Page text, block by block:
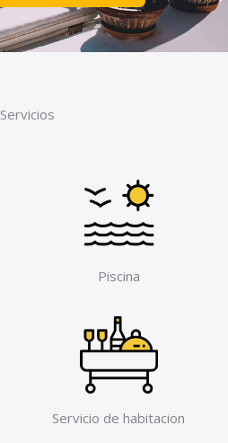
Servicios
Piscina
Servicio de habitacion